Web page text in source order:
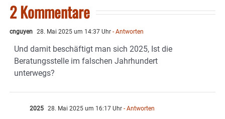
2 Kommentare
cnguyen 28. Mai 2025 um 14:37 Uhr - Antworten
Und damit beschäftigt man sich 2025, Ist die
Beratungsstelle im falschen Jahrhundert
unterwegs?
2025 28. Mai 2025 um 16:17 Uhr - Antworten